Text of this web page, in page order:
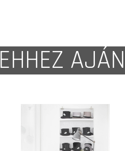
EHHEZ